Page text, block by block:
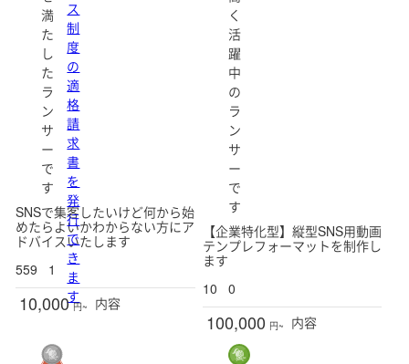
満
た
し
た
ラ
ン
サ
ー
で
す
ス
制
度
の
適
格
請
求
書
を
発
行
で
き
ま
す
SNSで集客したいけど何から始
めたらよいかわからない方にア
ドバイスいたします
559
1
10,000 円~ 内容
く
活
躍
中
の
ラ
ン
サ
ー
で
す
【企業特化型】縦型SNS用動画
テンプレフォーマットを制作し
ます
10
0
100,000 円~ 内容